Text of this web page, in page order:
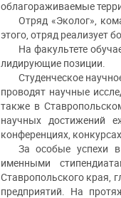
облагораживаемые
Отряд «Эколог»,
этого, отряд реализует
На факультете
лидирующие позиции.
Студенческое
проводят научные
также в
научных достижений
конференциях,
За особые успехи в
именными
Ставропольского края,
предприятий. На